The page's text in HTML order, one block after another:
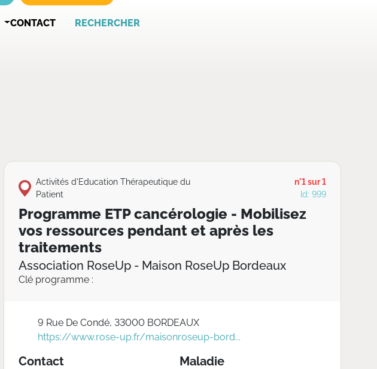
CONTACT RECHERCHER
Activités d'Education Thérapeutique du
Patient
n°1 sur 1
Id: 999
Programme ETP cancérologie - Mobilisez
vos ressources pendant et après les
traitements
Association RoseUp - Maison RoseUp Bordeaux
Clé programme :
9 Rue De Condé, 33000 BORDEAUX
https://www.rose-up.fr/maisonroseup-bord...
Contact Maladie